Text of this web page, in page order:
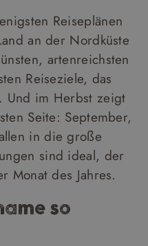
Reiseplänen
an der Nordküste
artenreichsten
Reiseziele, das
Und im Herbst zeigt
Seite: September,
in die große
sind ideal, der
Monat des Jahres.
so